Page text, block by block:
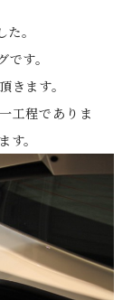
。
す。
きます。
工程でありま
。